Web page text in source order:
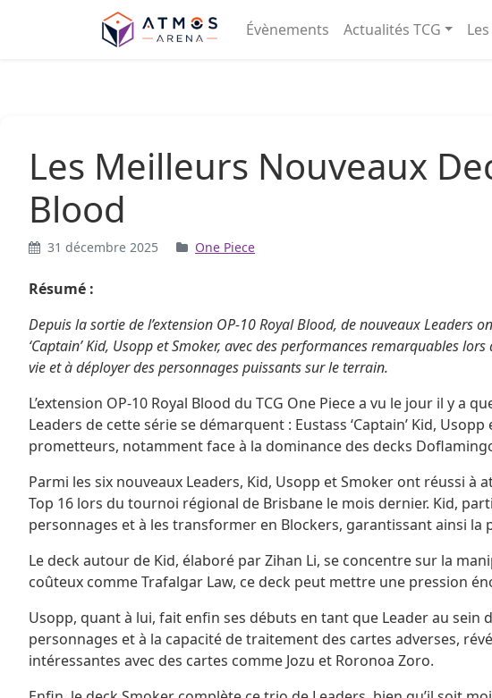
Évènements
Actualités TCG
Les Meilleurs Nouveaux
Blood
31 décembre 2025 One Piece
Résumé :
Depuis la sortie de l’extension OP-10 Royal Blood, de nouveaux Leaders
‘Captain’ Kid, Usopp et Smoker, avec des performances remarquables
vie et à déployer des personnages puissants sur le terrain.
L’extension OP-10 Royal Blood du TCG One Piece a vu le jour il y
Leaders de cette série se démarquent : Eustass ‘Captain’ Kid,
prometteurs, notamment face à la dominance des decks
Parmi les six nouveaux Leaders, Kid, Usopp et Smoker ont réussi
Top 16 lors du tournoi régional de Brisbane le mois dernier. Kid,
personnages et à les transformer en Blockers, garantissant ainsi
Le deck autour de Kid, élaboré par Zihan Li, se concentre sur la
coûteux comme Trafalgar Law, ce deck peut mettre une pression
Usopp, quant à lui, fait enfin ses débuts en tant que Leader au sein
personnages et à la capacité de traitement des cartes adverses,
intéressantes avec des cartes comme Jozu et Roronoa Zoro.